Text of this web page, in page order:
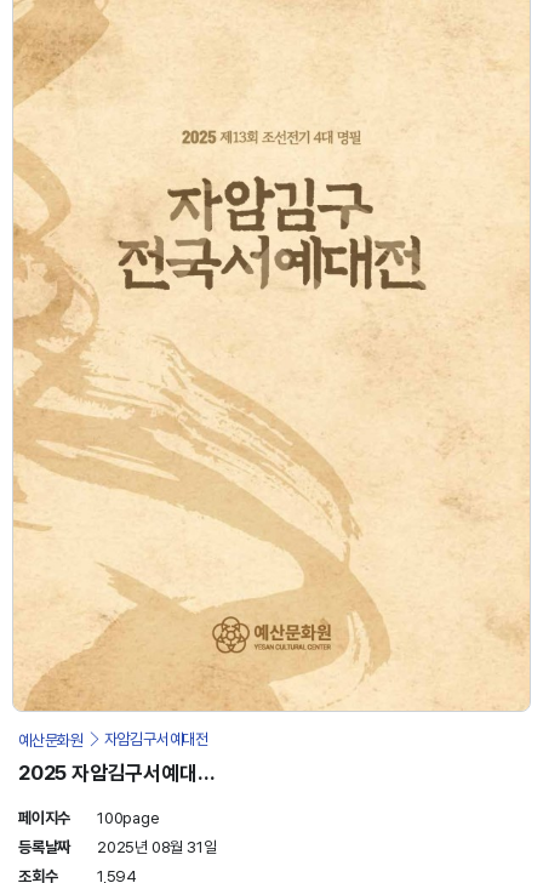
예산문화원 자암김구서예대전
2025 자암김구서예대전
페이지수
100page
등록날짜
2025년 08월 31일
조회수
1,594